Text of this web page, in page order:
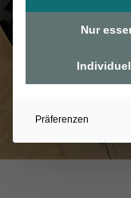
Nur
Präferenzen